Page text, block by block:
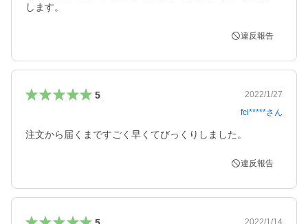
違反報告
5
2022/1/27
fci*****さん
注文から届くまですごく早くてびっくりしました。
違反報告
2022/1/14